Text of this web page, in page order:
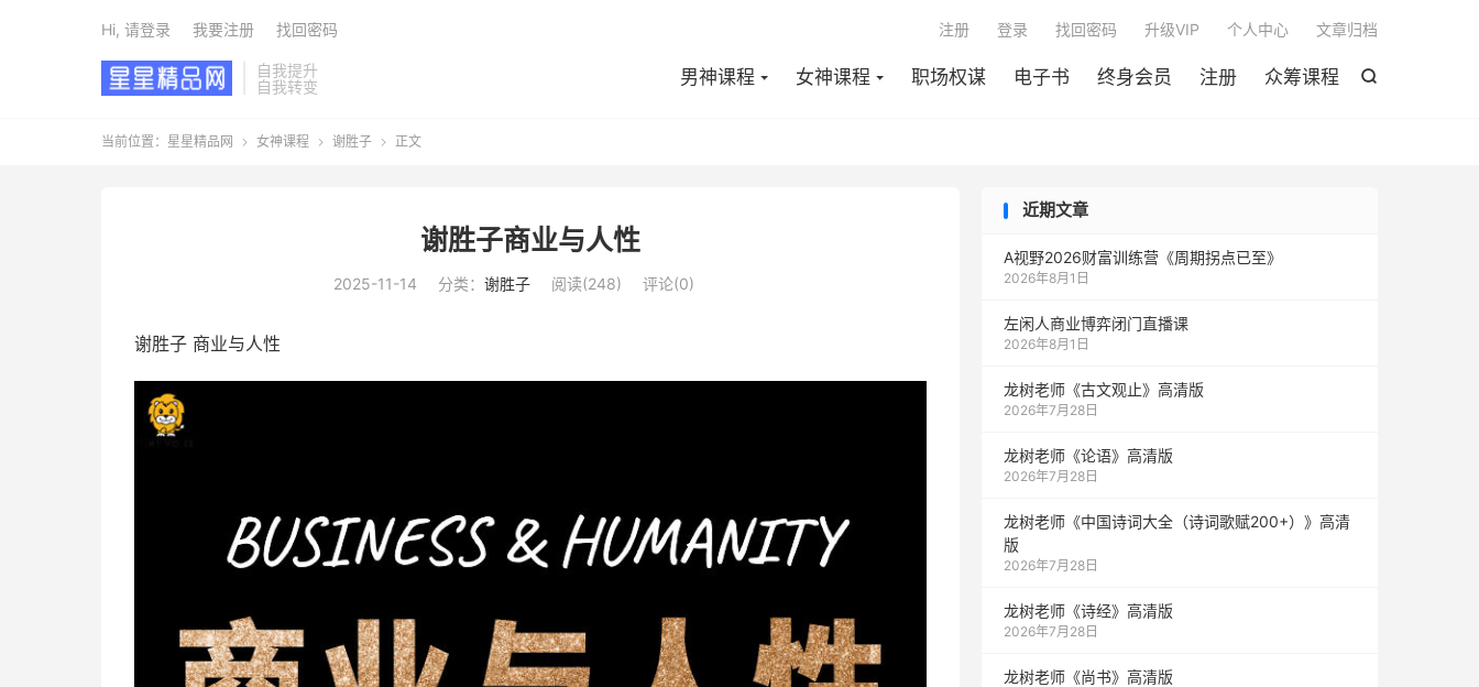
自我提升
自我转变

男神课程 女神课程 职场权谋 电子书 终身会员 注册 众筹课程
注册 登录 找回密码 升级VIP 个人中心 文章归档
Hi, 请登录 我要注册 找回密码
当前位置： 星星精品网  女神课程  谢胜子  正文
谢胜子商业与人性
2025-11-14 分类： 谢胜子 阅读(248) 评论(0)
谢胜子 商业与人性
近期文章
A视野2026财富训练营《周期拐点已至》
2026年8月1日
左闲人商业博弈闭门直播课
2026年8月1日
龙树老师《古文观止》高清版
2026年7月28日
龙树老师《论语》高清版
2026年7月28日
龙树老师《中国诗词大全（诗词歌赋200+）》高清
版
2026年7月28日
龙树老师《诗经》高清版
2026年7月28日
龙树老师《尚书》高清版